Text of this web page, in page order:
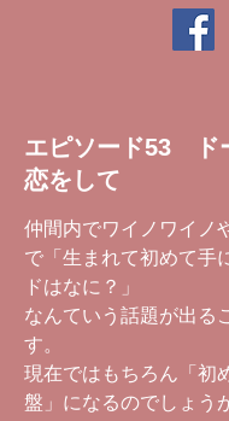
エピソード53 ド
恋をして
仲間内でワイノワイノ
で「生まれて初めて手
ドはなに？」
なんていう話題が出る
す。
現在ではもちろん「初
盤」になるのでしょう